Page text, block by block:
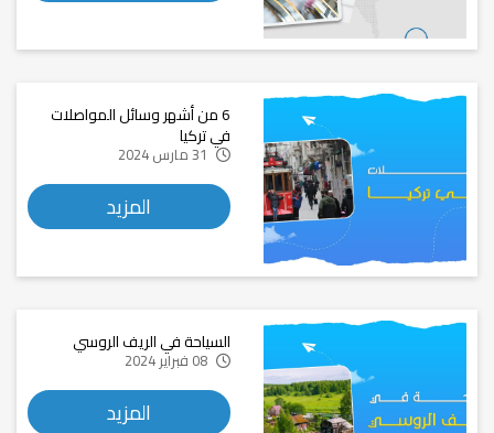
6 من أشهر وسائل المواصلات
في تركيا
المزيد
السياحة في الريف الروسي
المزيد